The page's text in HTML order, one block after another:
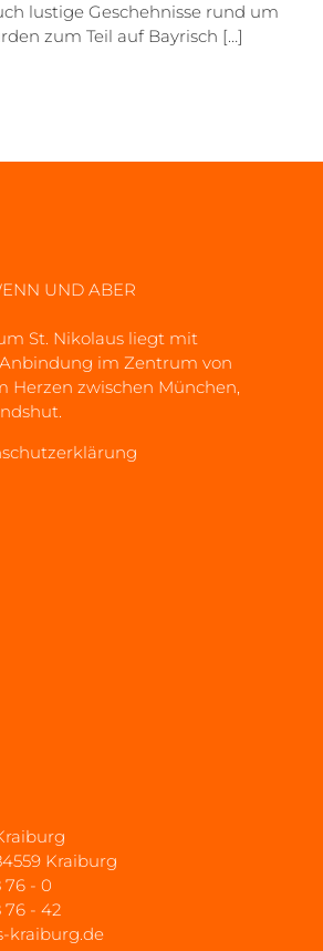
lustige Geschehnisse rund um
zum Teil auf Bayrisch […]
UND ABER
St. Nikolaus liegt mit
im Zentrum von
Herzen zwischen München,
Kraiburg
76 - 0
76 - 42
kraiburg.de